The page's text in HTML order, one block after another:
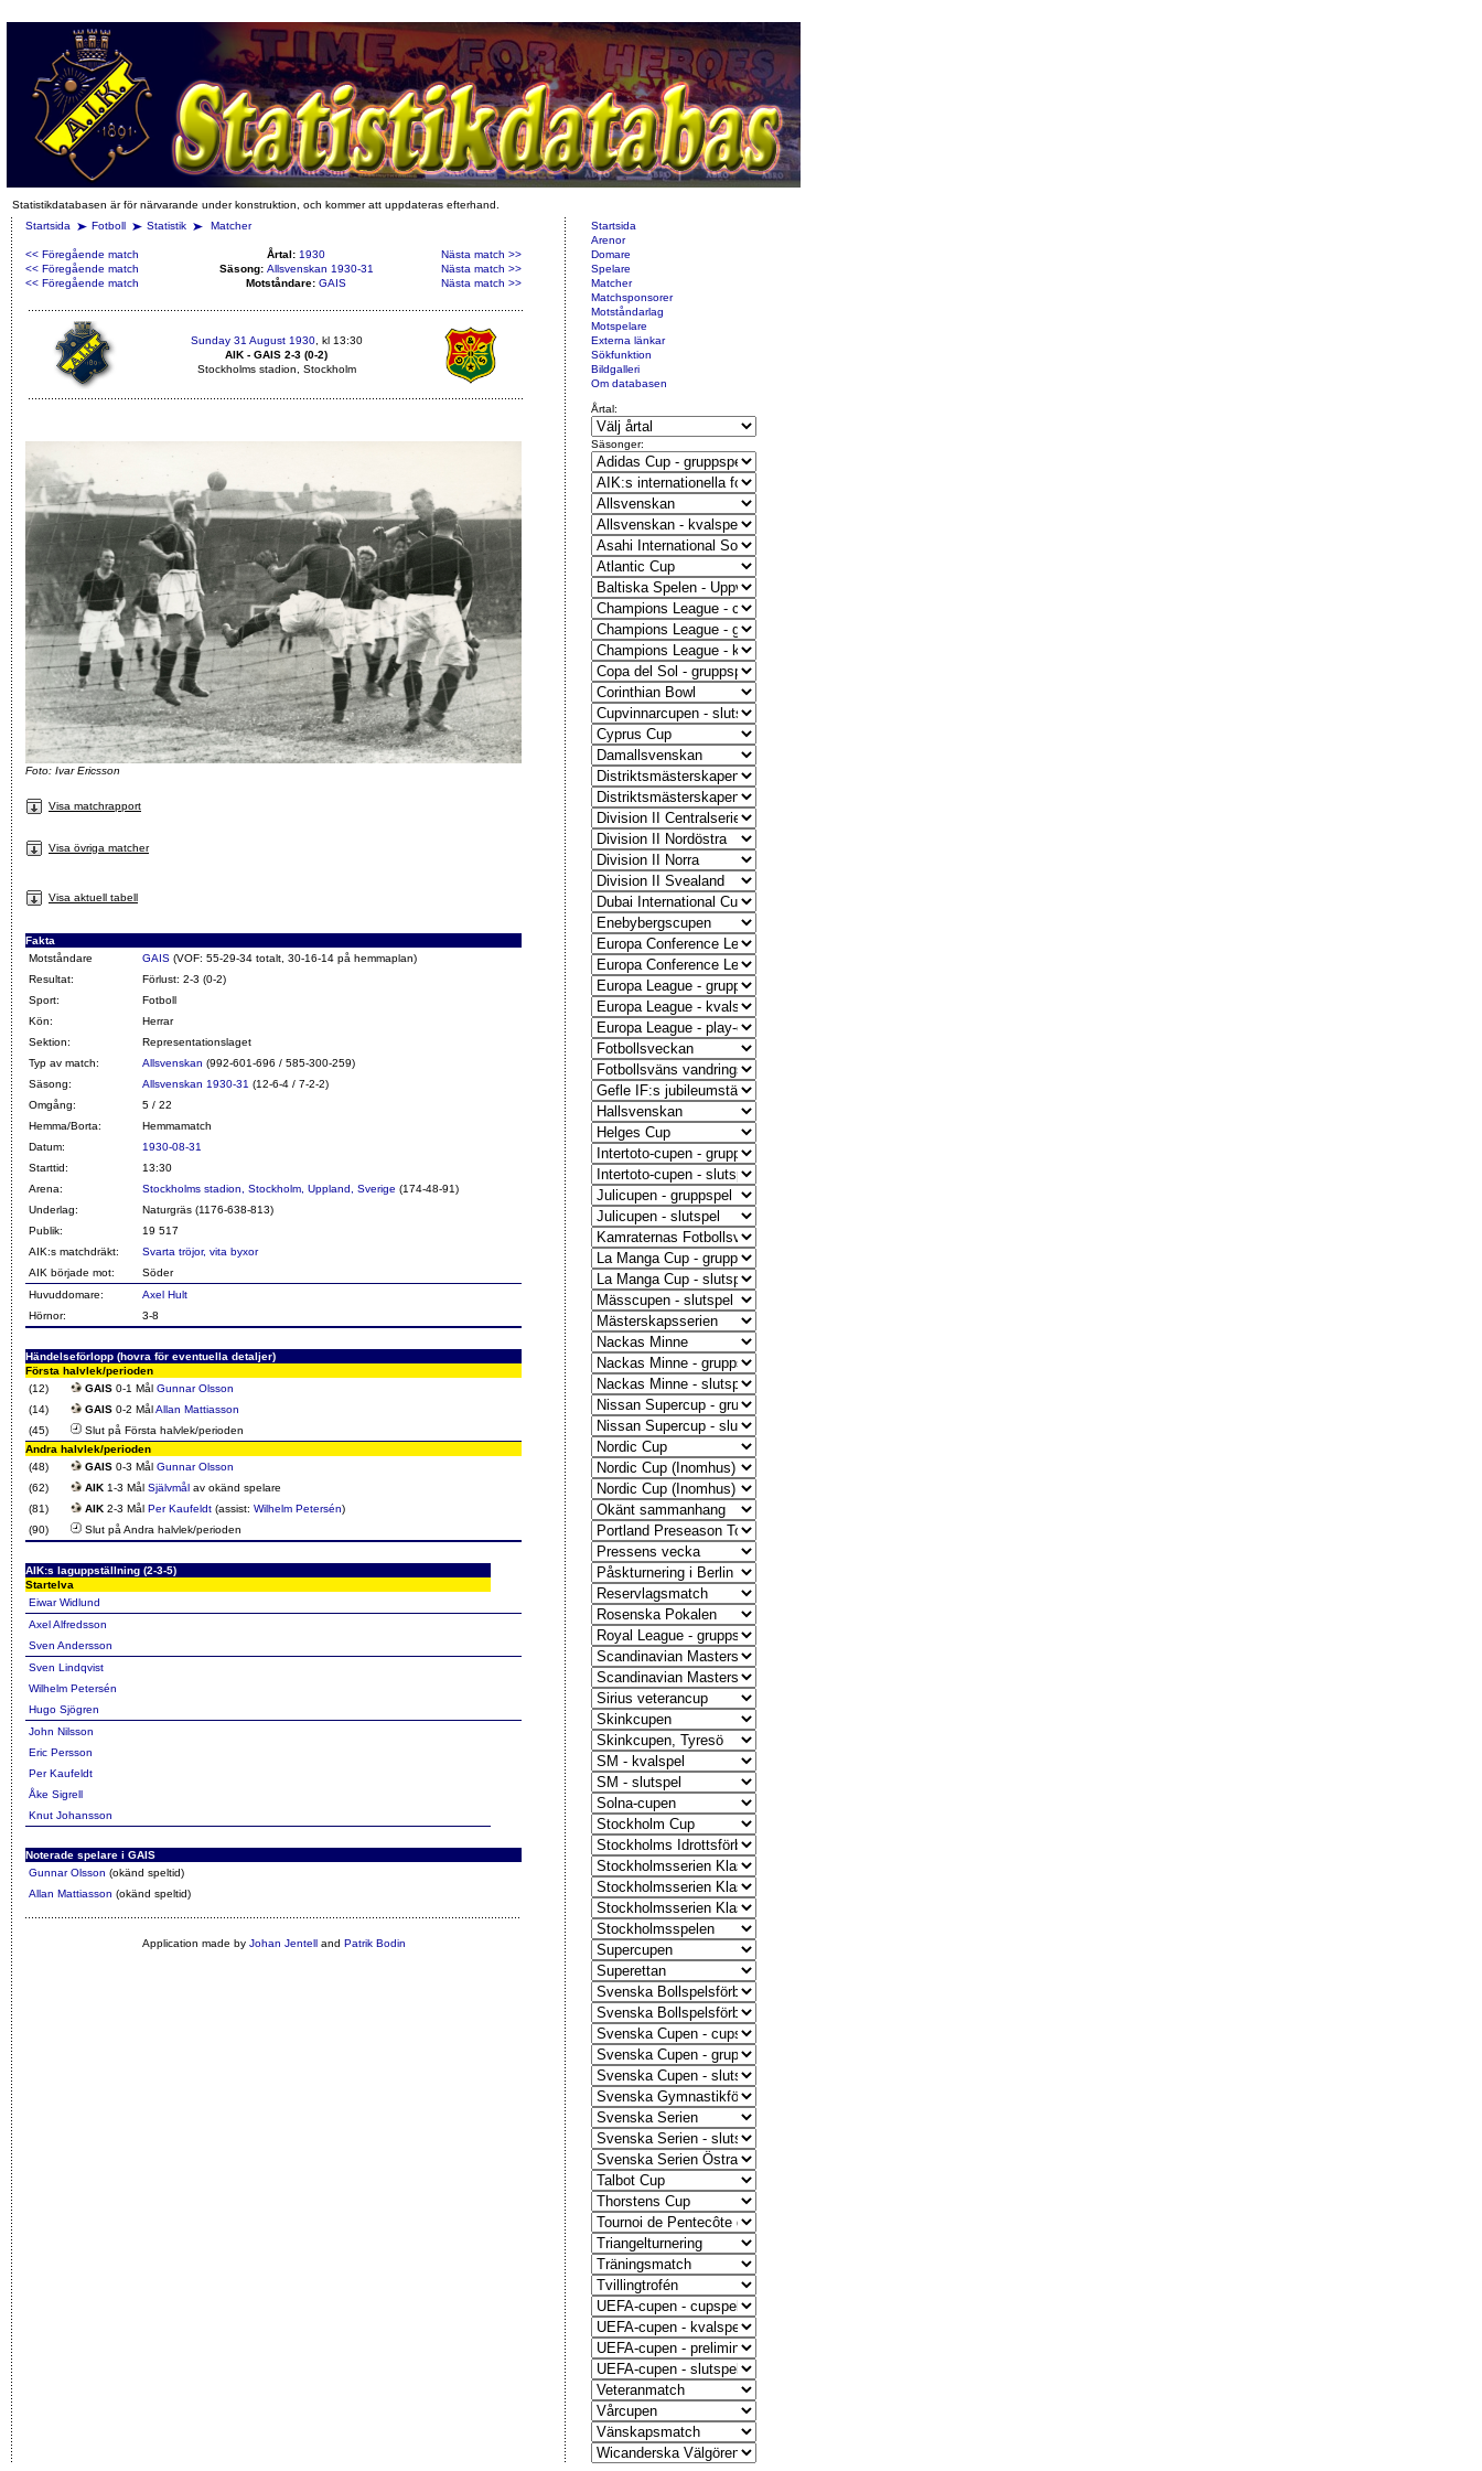
Statistikdatabasen är för närvarande under konstruktion, och kommer att uppdateras efterhand.
Startsida
Fotboll Statistik Matcher
<< Föregående match Årtal: 1930
Nästa match >>
<< Föregående match
Säsong: Allsvenskan 1930-31
Nästa match >>
<< Föregående match
Motståndare: GAIS Nästa match >>
Sunday 31 August 1930, kl 13:30
AIK - GAIS 2-3 (0-2)
Stockholms stadion, Stockholm
Foto: Ivar Ericsson
Visa matchrapport
Visa övriga matcher
Visa aktuell tabell
Fakta
Motståndare
GAIS (VOF: 55-29-34 totalt, 30-16-14 på hemmaplan)
Resultat:
Förlust: 2-3 (0-2)
Sport:
Fotboll
Kön:
Herrar
Sektion:
Representationslaget
Typ av match:
Allsvenskan (992-601-696 / 585-300-259)
Säsong:
Allsvenskan 1930-31 (12-6-4 / 7-2-2)
Omgång:
5 / 22
Hemma/Borta:
Hemmamatch
Datum:
1930-08-31
Starttid:
13:30
Arena:
Stockholms stadion, Stockholm, Uppland, Sverige (174-48-91)
Underlag:
Naturgräs (1176-638-813)
Publik:
19 517
AIK:s matchdräkt:
Svarta tröjor, vita byxor
AIK började mot:
Söder
Huvuddomare:
Axel Hult
Hörnor:
3-8
Händelseförlopp (hovra för eventuella detaljer)
Första halvlek/perioden
(12)
GAIS 0-1 Mål Gunnar Olsson
(14)
GAIS 0-2 MålAllan Mattiasson
(45)
Slut på Första halvlek/perioden
Andra halvlek/perioden
(48)
GAIS 0-3 Mål Gunnar Olsson
(62)
AIK 1-3 Mål Självmål av okänd spelare
(81)
AIK 2-3 Mål Per Kaufeldt (assist: Wilhelm Petersén)
(90)
Slut på Andra halvlek/perioden
AIK:s laguppställning (2-3-5)
Startelva
Eiwar Widlund
Axel Alfredsson
Sven Andersson
Sven Lindqvist
Wilhelm Petersén
Hugo Sjögren
John Nilsson
Eric Persson
Per Kaufeldt
Åke Sigrell
Knut Johansson
Noterade spelare i GAIS
Gunnar Olsson (okänd speltid)
Allan Mattiasson (okänd speltid)
Application made by Johan Jentelland Patrik Bodin
Startsida
Arenor
Domare
Spelare
Matcher
Matchsponsorer
Motståndarlag
Motspelare
Externa länkar
Sökfunktion
Bildgalleri
Om databasen
Årtal:
Säsonger: